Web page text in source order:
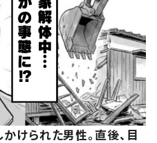
けられた男性。直後、目